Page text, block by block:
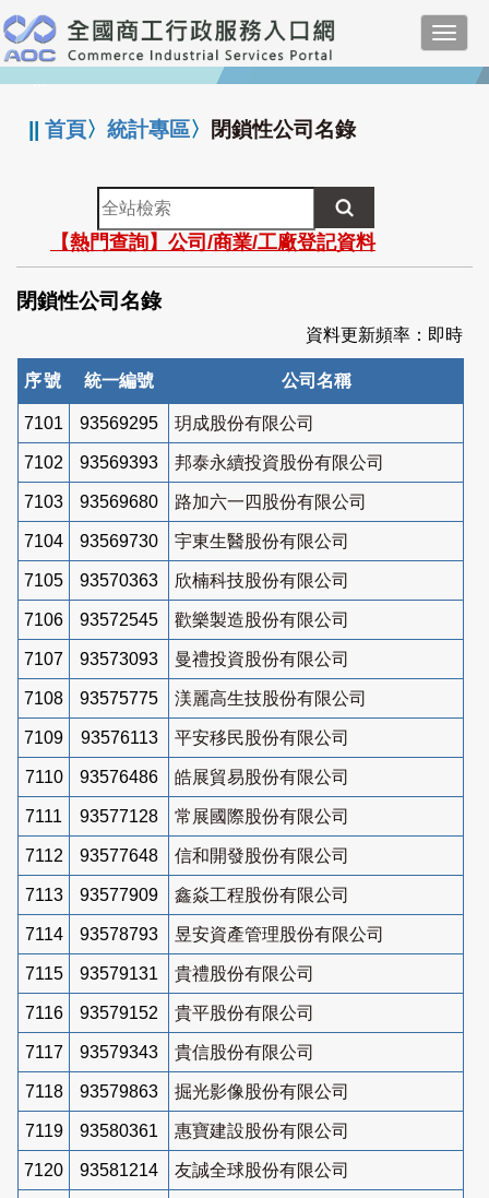
跳
到
主
要
:::
||首頁〉統計專區〉 閉鎖性公司名錄
全
站
檢
索
【熱門查詢】公司/商業/工廠登記資料
閉鎖性公司名錄
資料更新頻率：即時
序號 統一編號 公司名稱
7101 93569295 玥成股份有限公司
7102 93569393 邦泰永續投資股份有限公司
7103 93569680 路加六一四股份有限公司
7104 93569730 宇東生醫股份有限公司
7105 93570363 欣楠科技股份有限公司
7106 93572545 歡樂製造股份有限公司
7107 93573093 曼禮投資股份有限公司
7108 93575775 渼麗高生技股份有限公司
7109 93576113 平安移民股份有限公司
7110 93576486 皓展貿易股份有限公司
7111 93577128 常展國際股份有限公司
7112 93577648 信和開發股份有限公司
7113 93577909 鑫焱工程股份有限公司
7114 93578793 昱安資產管理股份有限公司
7115 93579131 貴禮股份有限公司
7116 93579152 貴平股份有限公司
7117 93579343 貴信股份有限公司
7118 93579863 掘光影像股份有限公司
7119 93580361 惠寶建設股份有限公司
7120 93581214 友誠全球股份有限公司